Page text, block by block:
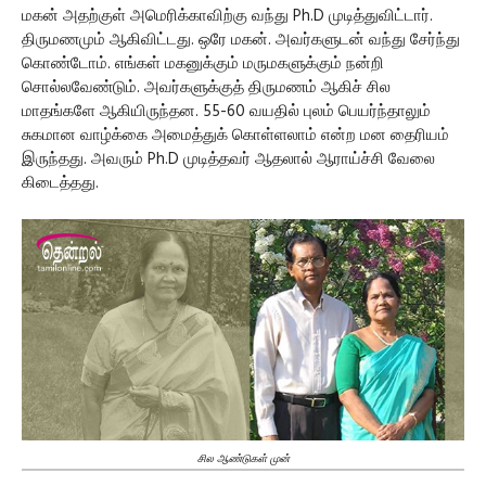
மகன் அதற்குள் அமெரிக்காவிற்கு வந்து Ph.D முடித்துவிட்டார்.
திருமணமும் ஆகிவிட்டது. ஒரே மகன். அவர்களுடன் வந்து சேர்ந்து
கொண்டோம். எங்கள் மகனுக்கும் மருமகளுக்கும் நன்றி
சொல்லவேண்டும். அவர்களுக்குத் திருமணம் ஆகிச் சில
மாதங்களே ஆகியிருந்தன. 55-60 வயதில் புலம் பெயர்ந்தாலும்
சுகமான வாழ்க்கை அமைத்துக் கொள்ளலாம் என்ற மன தைரியம்
இருந்தது. அவரும் Ph.D முடித்தவர் ஆதலால் ஆராய்ச்சி வேலை
கிடைத்தது.
சில ஆண்டுகள் முன்